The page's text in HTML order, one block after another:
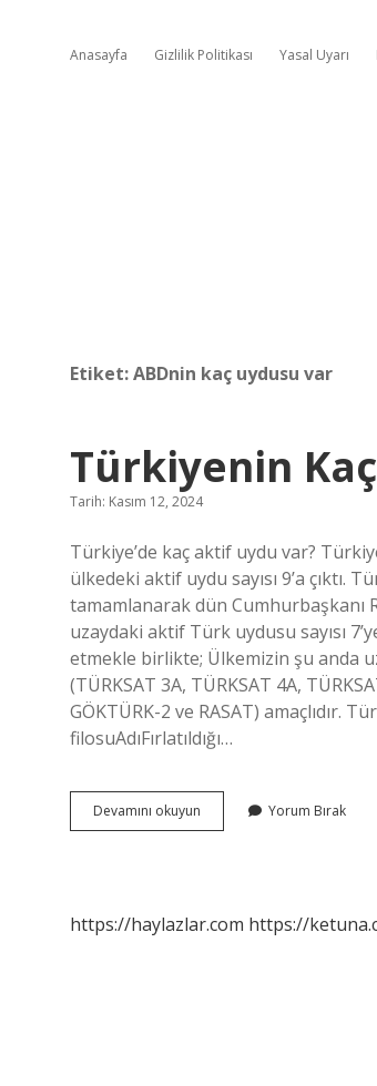
Anasayfa Gizlilik Politikası Yasal Uyarı
Etiket:ABDnin kaç uydusu var
Türkiyenin
Tarih: Kasım 12, 2024
Türkiye’de kaç aktif uydu var?
ülkedeki aktif uydu sayısı 9’a çıktı.
tamamlanarak dün Cumhurbaşkanı
uzaydaki aktif Türk uydusu sayısı
etmekle birlikte; Ülkemizin şu anda
(TÜRKSAT 3A, TÜRKSAT 4A,
GÖKTÜRK-2 ve RASAT) amaçlıdır.
filosuAdıFırlatıldığı…
Devamını okuyun Türkiyenin
Kaç
Yorum Bırak
https://haylazlar.com https://